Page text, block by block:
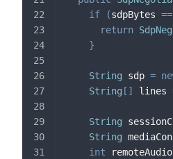
if
(sdpBytes ==
return
}
String sdp =
String [ ] lines
String
String
int